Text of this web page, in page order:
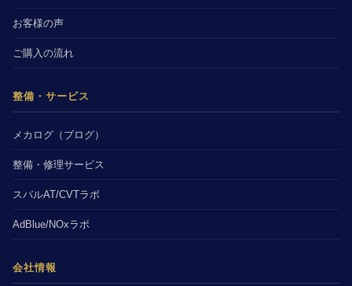
お客様の声
ご購入の流れ
整備・サービス
メカログ（ブログ）
整備・修理サービス
スバルAT/CVTラボ
AdBlue/NOxラボ
会社情報